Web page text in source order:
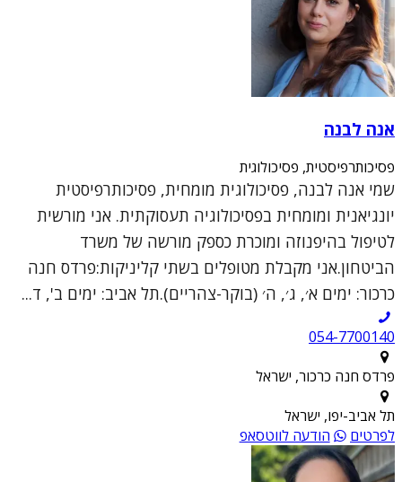
אנה לבנה
פסיכותרפיסטית, פסיכולוגית
שמי אנה לבנה, פסיכולוגית מומחית, פסיכותרפיסטית
יונגיאנית ומומחית בפסיכולוגיה תעסוקתית. אני מורשית
לטיפול בהיפנוזה ומוכרת כספק מורשה של משרד
הביטחון.אני מקבלת מטופלים בשתי קליניקות:פרדס חנה
כרכור: ימים א׳, ג׳, ה׳ (בוקר-צהריים).תל אביב: ימים ב', ד...
054-7700140
פרדס חנה כרכור, ישראל
תל אביב-יפו, ישראל
לפרטים
הודעה לווטסאפ